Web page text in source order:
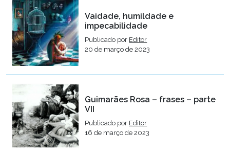
Vaidade, humildade e
impecabilidade
Publicado por Editor
20 de março de 2023
Guimarães Rosa – frases – parte
VII
Publicado por Editor
16 de março de 2023